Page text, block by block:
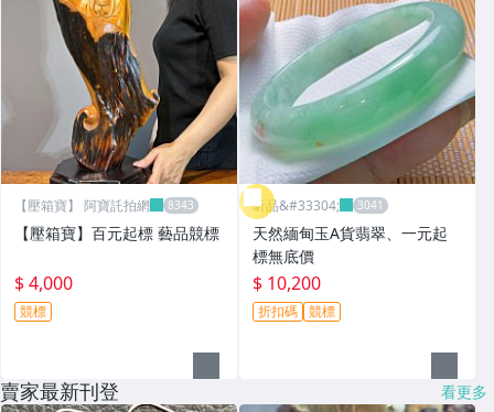
【壓箱寶】 阿寶託拍網
【壓箱寶】百元起標 藝品競標
$ 4,000
競標
昕品&#33304;
天然緬甸玉A貨翡翠、一元起
標無底價
$ 10,200
折扣碼 競標
賣家最新刊登 看更多